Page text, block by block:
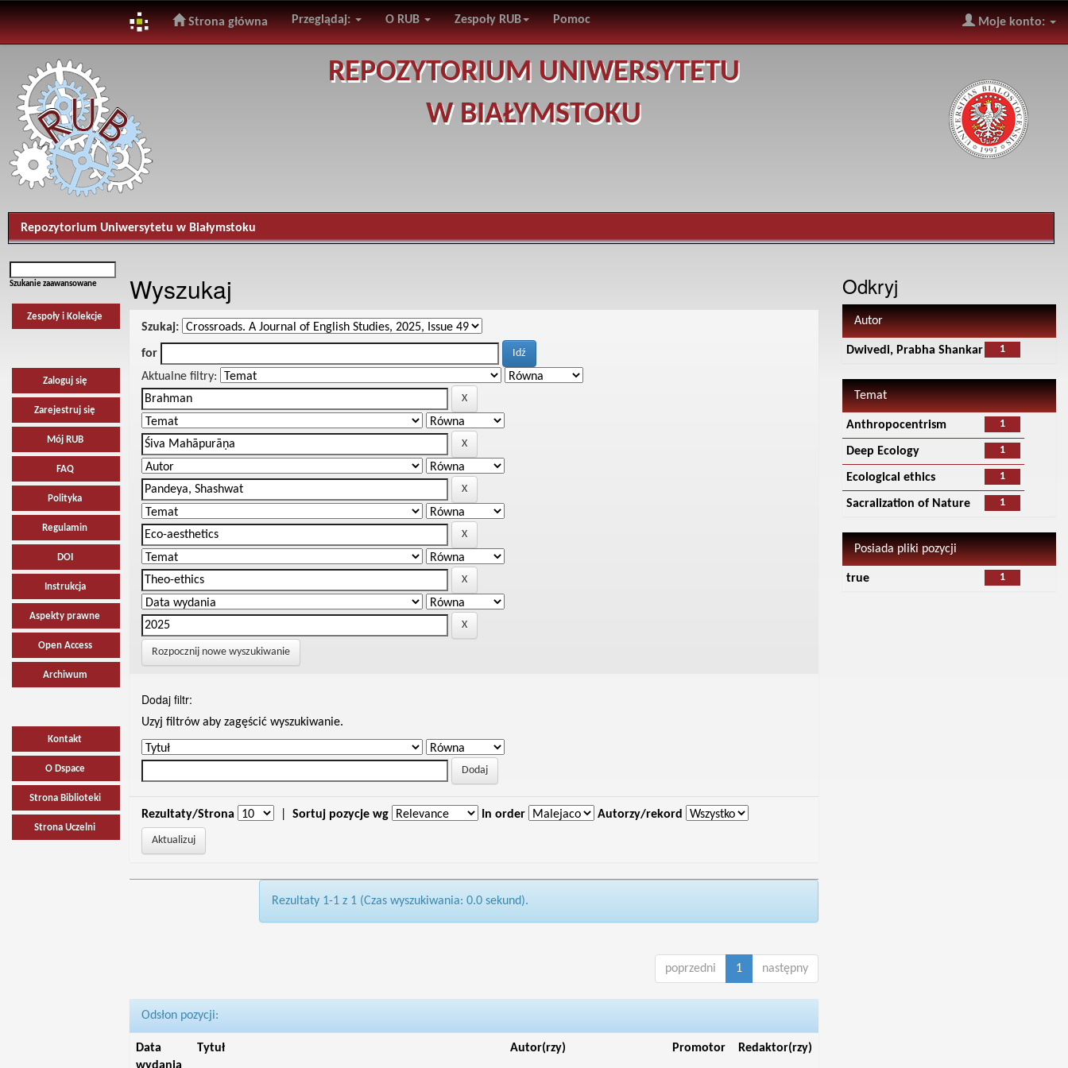
navigation
Strona główna Przeglądaj: O RUB Zespoły RUB Pomoc Moje konto:
REPOZYTORIUM UNIWERSYTETU
W BIAŁYMSTOKU
Repozytorium Uniwersytetu w Białymstoku
Szukanie zaawansowane
Zespoły i Kolekcje
Zaloguj się
Zarejestruj się
Mój RUB
FAQ
Polityka
Regulamin
DOI
Instrukcja
Aspekty prawne
Open Access
Archiwum
Kontakt
O Dspace
Strona Biblioteki
Strona Uczelni
Wyszukaj
Szukaj:
for
Aktualne filtry:
Rozpocznij nowe wyszukiwanie
Dodaj filtr:
Uzyj filtrów aby zagęścić wyszukiwanie.
Rezultaty/Strona Sortuj pozycje wg In order Autorzy/rekord
Rezultaty 1-1 z 1 (Czas wyszukiwania: 0.0 sekund).
poprzedni 1 następny
Odsłon pozycji:
Data
Tytuł Autor(rzy) Promotor Redaktor(rzy)
Odkryj
Autor
1
Dwivedi, Prabha Shankar
Temat
1
Anthropocentrism
1
Deep Ecology
1
Ecological ethics
1
Sacralization of Nature
Posiada pliki pozycji
1
true